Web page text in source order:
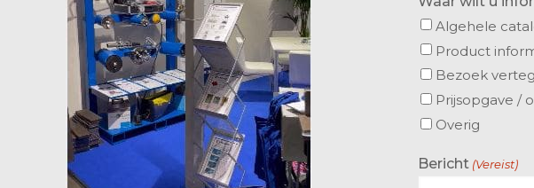
Algehele
Product
Bezoek
Prijsopgave /
Overig
Bericht (Vereist)